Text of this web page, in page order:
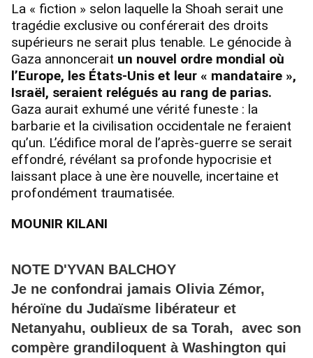
La « fiction » selon laquelle la Shoah serait une
tragédie exclusive ou conférerait des droits
supérieurs ne serait plus tenable. Le génocide à
Gaza annoncerait un nouvel ordre mondial où
l’Europe, les États-Unis et leur « mandataire »,
Israël, seraient relégués au rang de parias.
Gaza aurait exhumé une vérité funeste : la
barbarie et la civilisation occidentale ne feraient
qu’un. L’édifice moral de l’après-guerre se serait
effondré, révélant sa profonde hypocrisie et
laissant place à une ère nouvelle, incertaine et
profondément traumatisée.
MOUNIR KILANI
NOTE D'YVAN BALCHOY
Je ne confondrai jamais Olivia Zémor,
héroïne du Judaïsme libérateur et
Netanyahu, oublieux de sa Torah, avec son
compère grandiloquent à Washington qui